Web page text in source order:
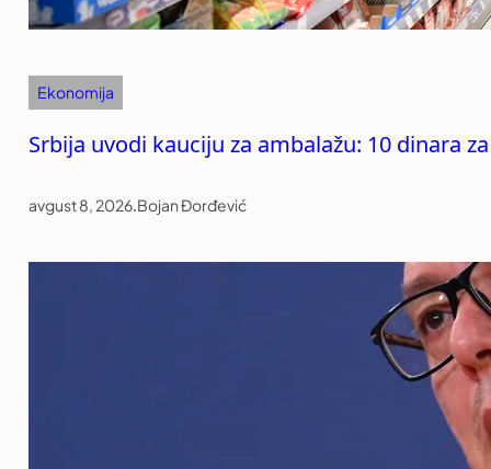
Ekonomija
Srbija uvodi kauciju za ambalažu: 10 dinara
avgust 8, 2026.Bojan Đorđević